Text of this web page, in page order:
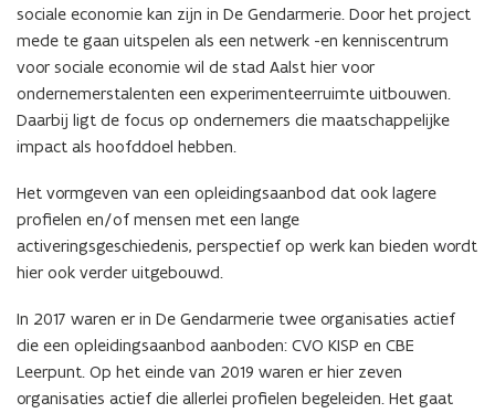
sociale economie kan zijn in De Gendarmerie. Door het project
mede te gaan uitspelen als een netwerk -en kenniscentrum
voor sociale economie wil de stad Aalst hier voor
ondernemerstalenten een experimenteerruimte uitbouwen.
Daarbij ligt de focus op ondernemers die maatschappelijke
impact als hoofddoel hebben.
Het vormgeven van een opleidingsaanbod dat ook lagere
profielen en/of mensen met een lange
activeringsgeschiedenis, perspectief op werk kan bieden wordt
hier ook verder uitgebouwd.
In 2017 waren er in De Gendarmerie twee organisaties actief
die een opleidingsaanbod aanboden: CVO KISP en CBE
Leerpunt. Op het einde van 2019 waren er hier zeven
organisaties actief die allerlei profielen begeleiden. Het gaat